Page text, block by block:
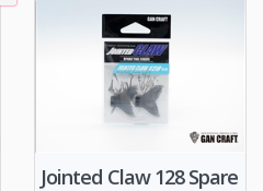
Jointed Claw 128 Spare